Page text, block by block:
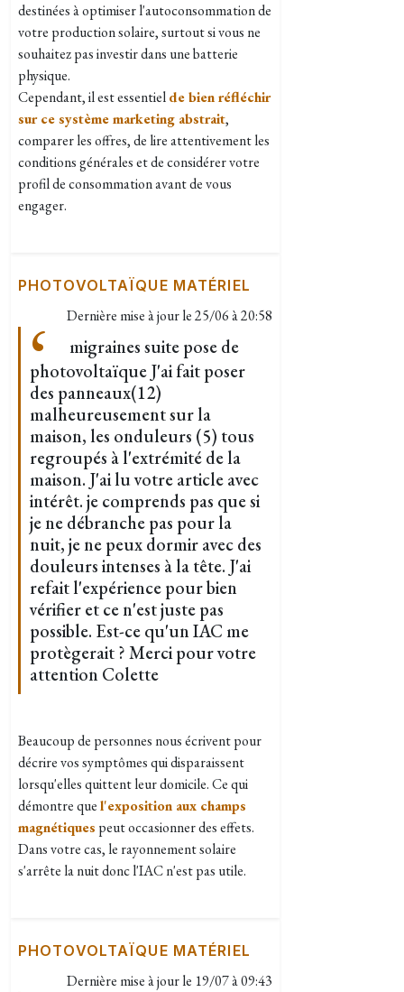
destinées à optimiser l'autoconsommation de
votre production solaire, surtout si vous ne
souhaitez pas investir dans une batterie
physique.
Cependant, il est essentielde bien réfléchir
sur ce système marketing abstrait,
comparer les offres, de lire attentivement les
conditions générales et de considérer votre
profil de consommation avant de vous
engager.
PHOTOVOLTAÏQUE MATÉRIEL
Dernière mise à jour le25/06 à 20:58
migraines suite pose de
photovoltaïque J'ai fait poser
des panneaux(12)
malheureusement sur la
maison, les onduleurs (5) tous
regroupés à l'extrémité de la
maison. J'ai lu votre article avec
intérêt. je comprends pas que si
je ne débranche pas pour la
nuit, je ne peux dormir avec des
douleurs intenses à la tête. J'ai
refait l'expérience pour bien
vérifier et ce n'est juste pas
possible. Est-ce qu'un IAC me
protègerait ? Merci pour votre
attention Colette
Beaucoup de personnes nous écrivent pour
décrire vos symptômes qui disparaissent
lorsqu'elles quittent leur domicile. Ce qui
démontre quel'exposition aux champs
magnétiques peut occasionner des effets.
Dans votre cas, le rayonnement solaire
s'arrête la nuit donc l'IAC n'est pas utile.
PHOTOVOLTAÏQUE MATÉRIEL
Dernière mise à jour le 19/07 à 09:43